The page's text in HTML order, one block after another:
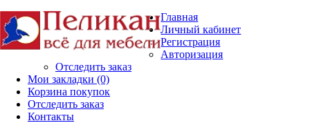
Главная
Личный кабинет
Регистрация
Авторизация
Отследить заказ
Мои закладки (0)
Корзина покупок
Отследить заказ
Контакты